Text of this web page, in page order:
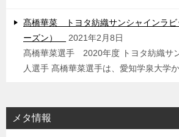
髙橋華菜 トヨタ紡織サンシャインラビ
ーズン）
2021年2月8日
髙橋華菜選手 2020年度 トヨタ紡織サ
人選手 髙橋華菜選手は、愛知学泉大学
メタ情報